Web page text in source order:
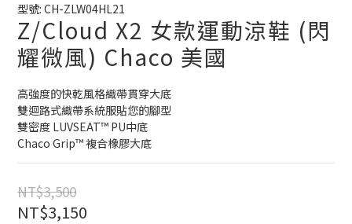
型號: CH-ZLW04HL21
Z/Cloud X2 女款運動涼鞋 (閃
耀微風) Chaco 美國
高強度的快乾風格織帶貫穿大底
雙迴路式織帶系統服貼您的腳型
雙密度 LUVSEAT™ PU中底
Chaco Grip™ 複合橡膠大底
NT$3,500
NT$3,150